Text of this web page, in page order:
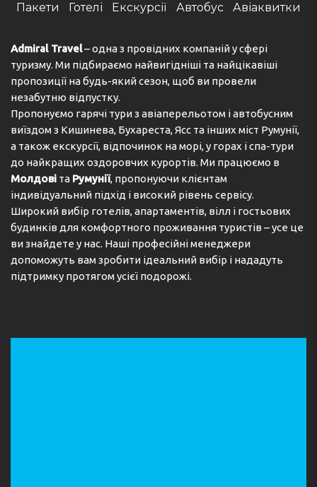
Пакети Готелі Екскурсії Автобус Авіаквитки
Admiral Travel– одна з провідних компаній у сфері
туризму. Ми підбираємо найвигідніші та найцікавіші
пропозиції на будь-який сезон, щоб ви провели
незабутню відпустку.
Пропонуємо гарячі тури з авіаперельотом і автобусним
виїздом з Кишинева, Бухареста, Ясс та інших міст Румунії,
а також екскурсії, відпочинок на морі, у горах і спа-тури
до найкращих оздоровчих курортів. Ми працюємо в
Молдові та Румунії, пропонуючи клієнтам
індивідуальний підхід і високий рівень сервісу.
Широкий вибір готелів, апартаментів, вілл і гостьових
будинків для комфортного проживання туристів – усе це
ви знайдете у нас. Наші професійні менеджери
допоможуть вам зробити ідеальний вибір і нададуть
підтримку протягом усієї подорожі.